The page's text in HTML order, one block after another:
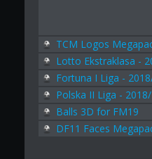
TCM Logos
Lotto Ekstraklasa -
Fortuna I Liga -
Polska II Liga -
Balls 3D for FM19
DF11 Faces